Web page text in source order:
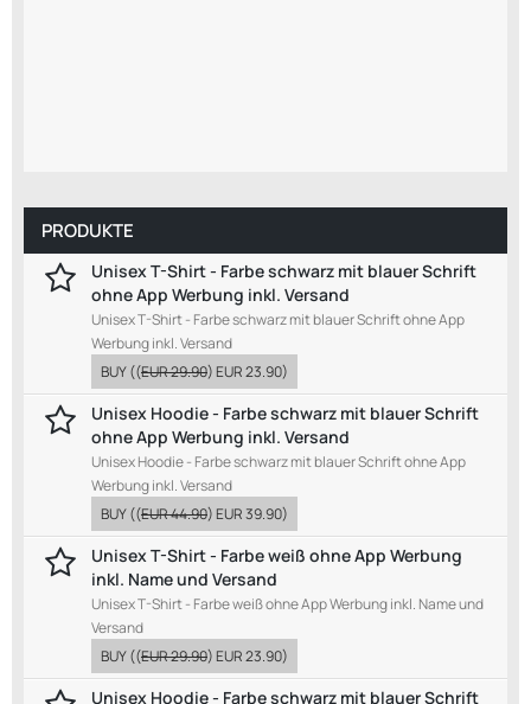
PRODUKTE
Unisex T-Shirt - Farbe schwarz mit blauer Schrift
ohne App Werbung inkl. Versand
Unisex T-Shirt - Farbe schwarz mit blauer Schrift ohne App
Werbung inkl. Versand
BUY((EUR 29.90)EUR 23.90)
Unisex Hoodie - Farbe schwarz mit blauer Schrift
ohne App Werbung inkl. Versand
Unisex Hoodie - Farbe schwarz mit blauer Schrift ohne App
Werbung inkl. Versand
BUY((EUR 44.90)EUR 39.90)
Unisex T-Shirt - Farbe weiß ohne App Werbung
inkl. Name und Versand
Unisex T-Shirt - Farbe weiß ohne App Werbung inkl. Name und
Versand
BUY((EUR 29.90)EUR 23.90)
Unisex Hoodie - Farbe schwarz mit blauer Schrift